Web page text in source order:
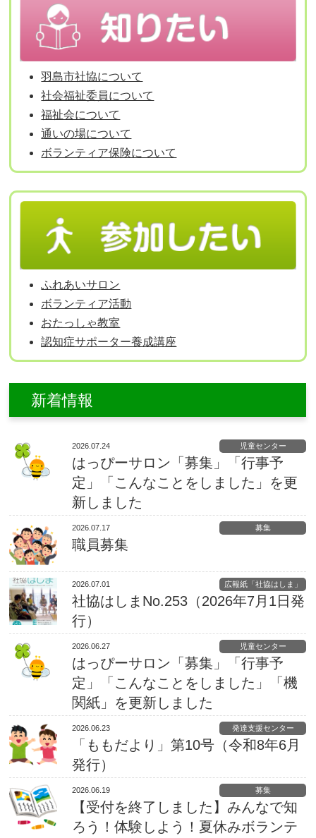
羽島市社協について
社会福祉委員について
福祉会について
通いの場について
ボランティア保険について
ふれあいサロン
ボランティア活動
おたっしゃ教室
認知症サポーター養成講座
新着情報
2026.07.24 児童センター
はっぴーサロン「募集」「行事予
定」「こんなことをしました」を更
新しました
2026.07.17 募集
職員募集
2026.07.01 広報紙「社協はしま」
社協はしまNo.253（2026年7月1日発
行）
2026.06.27 児童センター
はっぴーサロン「募集」「行事予
定」「こんなことをしました」「機
関紙」を更新しました
2026.06.23 発達支援センター
「ももだより」第10号（令和8年6月
発行）
2026.06.19 募集
【受付を終了しました】みんなで知
ろう！体験しよう！夏休みボランテ